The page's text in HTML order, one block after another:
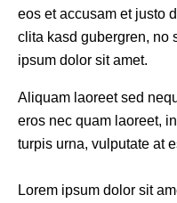
eos et accusam et justo
clita kasd gubergren, no
ipsum dolor sit amet.
Aliquam laoreet sed
eros nec quam laoreet,
turpis urna, vulputate at
Lorem ipsum dolor sit